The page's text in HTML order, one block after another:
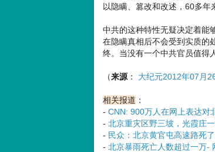
以隐瞒、篡改和改述，60多年
中共的这种特性无疑决定着能
在隐瞒真相后不会受到实质的
终。当没有一个中共官员值得
（来源 ： 大纪元2012年07月
相关报道 ：
- CNN: 900万人在网上表达对
- 北京重灾区野三坡，光霞庄
- 民众：北京黄官屯高速路死
- 北京暴雨死亡人数超过一万-